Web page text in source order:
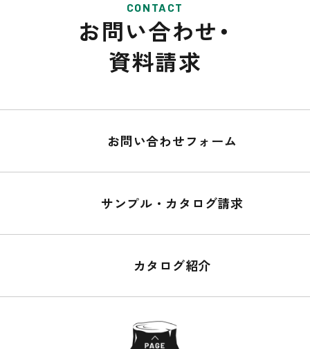
CONTACT
お問い合わせ・
資料請求
お問い合わせフォーム
サンプル・カタログ請求
カタログ紹介